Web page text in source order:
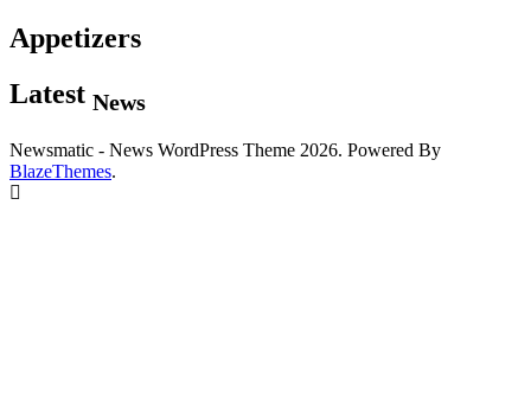
Appetizers
Latest News
Newsmatic - News WordPress Theme 2026. Powered By
BlazeThemes.